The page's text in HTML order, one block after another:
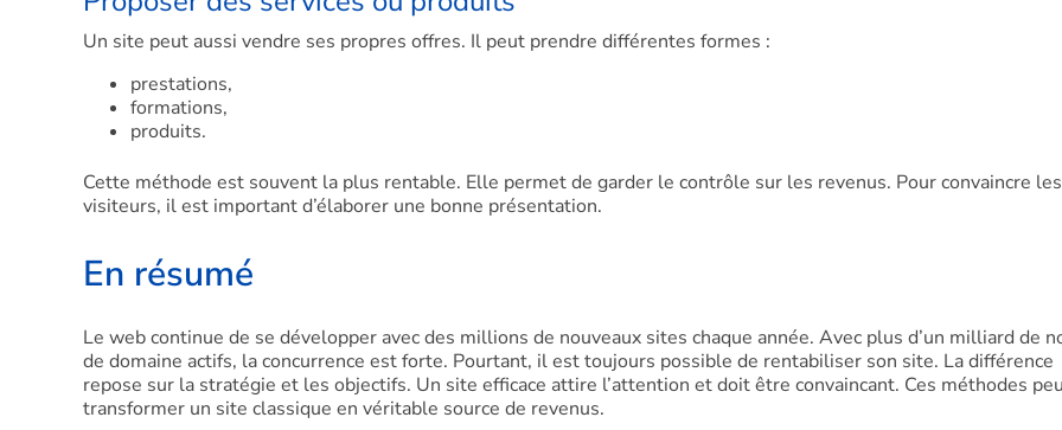
Un site peut aussi vendre ses propres offres. Il peut prendre différentes formes :
prestations,
formations,
produits.
Cette méthode est souvent la plus rentable. Elle permet de garder le contrôle sur les revenus. Pour convaincre les
visiteurs, il est important d’élaborer une bonne présentation.
En résumé
Le web continue de se développer avec des millions de nouveaux sites chaque année. Avec plus d’un milliard de
de domaine actifs, la concurrence est forte. Pourtant, il est toujours possible de rentabiliser son site. La différence
repose sur la stratégie et les objectifs. Un site efficace attire l’attention et doit être convaincant. Ces méthodes
transformer un site classique en véritable source de revenus.